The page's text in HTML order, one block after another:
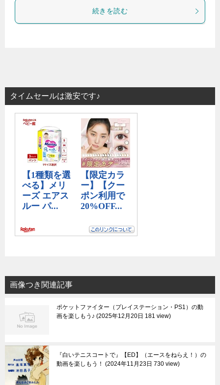
続きを読む
タイムセールは激安です♪
画像つき関連記事
ポケットファイター（プレイステーション・PS1）の動
画を楽しもう♪ 2025年12月20日 181 view
『白いテニスコートで』【ED】（エースをねらえ！）の
動画を楽しもう！
2024年11月23日 730 view